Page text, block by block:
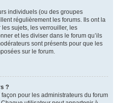
individuels (ou des groupes
régulièrement les forums. Ils ont la
sujets, les verrouiller, les
et les diviser dans le forum qu’ils
sont présents pour que les
sur le forum.
?
pour les administrateurs du forum